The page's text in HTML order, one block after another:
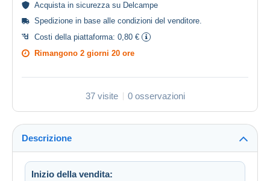
Acquista in sicurezzasu Delcampe
Spedizione in base alle condizioni del venditore.
Costi della piattaforma: 0,80 €
Rimangono 2 giorni 20 ore
37 visite 0 osservazioni
Descrizione
Inizio della vendita: